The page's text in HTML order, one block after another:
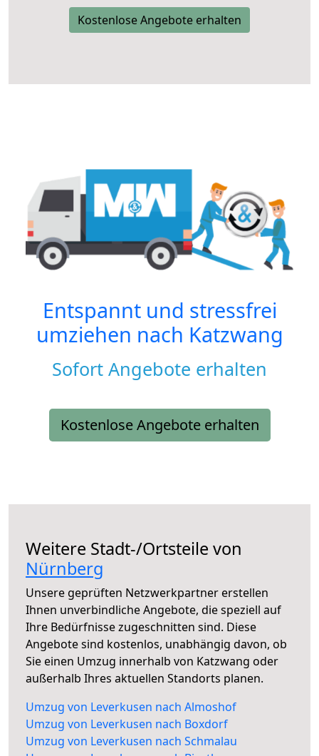
Kostenlose Angebote erhalten
Entspannt und stressfrei
umziehen nach Katzwang
Sofort Angebote erhalten
Kostenlose Angebote erhalten
Weitere Stadt-/Ortsteile von
Nürnberg
Unsere geprüften Netzwerkpartner erstellen
Ihnen unverbindliche Angebote, die speziell auf
Ihre Bedürfnisse zugeschnitten sind. Diese
Angebote sind kostenlos, unabhängig davon, ob
Sie einen Umzug innerhalb von Katzwang oder
außerhalb Ihres aktuellen Standorts planen.
Umzug von Leverkusen nach Almoshof
Umzug von Leverkusen nach Boxdorf
Umzug von Leverkusen nach Schmalau